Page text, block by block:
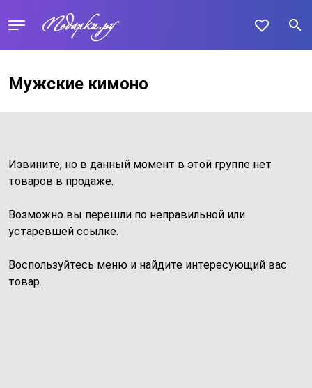
Мужские кимоно
Извините, но в данный момент в этой группе нет
товаров в продаже.
Возможно вы перешли по неправильной или
устаревшей ссылке.
Воспользуйтесь меню и найдите интересующий вас
товар.